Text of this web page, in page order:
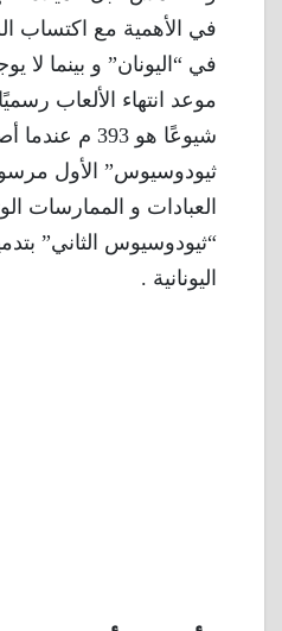
في الأهمية مع اكتساب
في “اليونان” و بينما لا
موعد انتهاء الألعاب رسميًا
شيوعًا هو 393 م
ثيودوسيوس” الأول
العبادات و الممارسات
“ثيودوسيوس الثاني”
اليونانية .